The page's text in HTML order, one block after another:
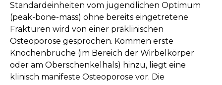
Standardeinheiten vom jugendlichen Optimum
(peak-bone-mass) ohne bereits eingetretene
Frakturen wird von einer präklinischen
Osteoporose gesprochen. Kommen erste
Knochenbrüche (im Bereich der Wirbelkörper
oder am Oberschenkelhals) hinzu, liegt eine
klinisch manifeste Osteoporose vor. Die